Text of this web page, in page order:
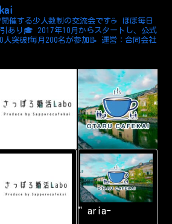
催する少人数制の交流会です☕️ ほぼ毎日
あり🎓 2017年10月からスタートし、公式
人突破❗️毎月200名が参加📝 運営：合同会社
A
d
d
L
I
N
E
" aria-